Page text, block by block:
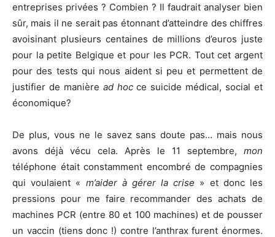
entreprises privées ? Combien ? Il faudrait analyser bien
sûr, mais il ne serait pas étonnant d’atteindre des chiffres
avoisinant plusieurs centaines de millions d’euros juste
pour la petite Belgique et pour les PCR. Tout cet argent
pour des tests qui nous aident si peu et permettent de
justifier de manière ad hocce suicide médical, social et
économique?
De plus, vous ne le savez sans doute pas… mais nous
avons déjà vécu cela. Après le 11 septembre, mon
téléphone était constamment encombré de compagnies
qui voulaient « m’aider à gérer la crise » et donc les
pressions pour me faire recommander des achats de
machines PCR (entre 80 et 100 machines) et de pousser
un vaccin (tiens donc !) contre l’anthrax furent énormes.